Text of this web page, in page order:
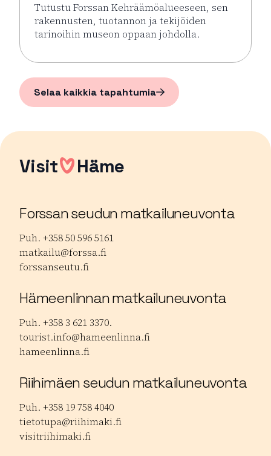
Tutustu Forssan Kehräämöalueeseen, sen
rakennusten, tuotannon ja tekijöiden
tarinoihin museon oppaan johdolla.
Lue lisää tapahtumasta Opastetut
Selaa kaikkia tapahtumia
Visit Häme
Forssan seudun matkailuneuvonta
Puh. +358 50 596 5161
matkailu@forssa.fi
forssanseutu.fi
Hämeenlinnan matkailuneuvonta
Puh. +358 3 621 3370.
tourist.info@hameenlinna.fi
hameenlinna.fi
Riihimäen seudun matkailuneuvonta
Puh. +358 19 758 4040
tietotupa@riihimaki.fi
visitriihimaki.fi